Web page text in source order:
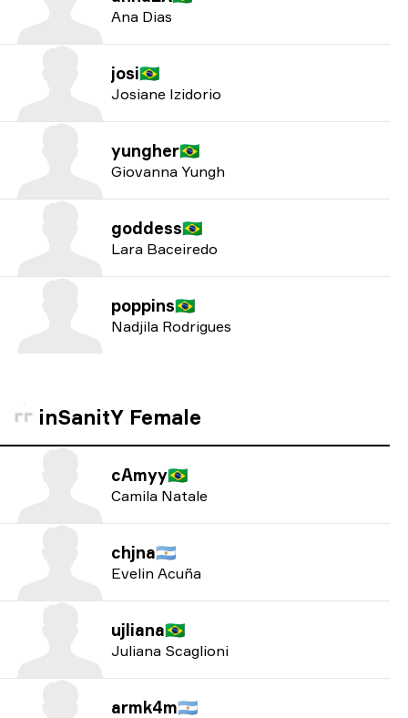
Ana Dias
josi🇧🇷
Josiane Izidorio
yungher🇧🇷
Giovanna Yungh
goddess🇧🇷
Lara Baceiredo
poppins🇧🇷
Nadjila Rodrigues
inSanitY Female
cAmyy🇧🇷
Camila Natale
chjna🇦🇷
Evelin Acuña
ujliana🇧🇷
Juliana Scaglioni
armk4m🇦🇷